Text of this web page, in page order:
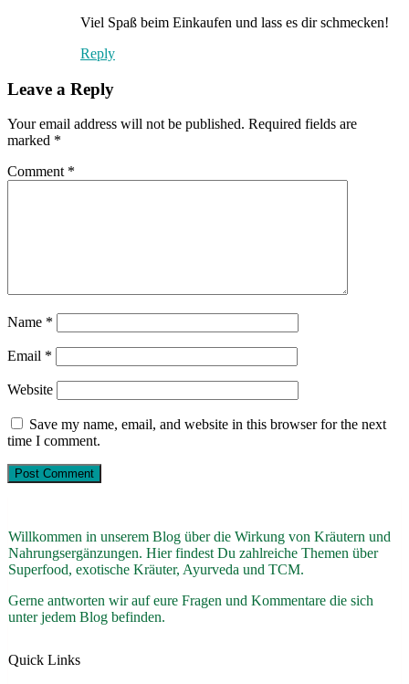
Viel Spaß beim Einkaufen und lass es dir schmecken!
Reply
Leave a Reply
Your email address will not be published. Required fields are
marked *
Comment *
Name *
Email *
Website
Save my name, email, and website in this browser for the next
time I comment.
Willkommen in unserem Blog über die Wirkung von Kräutern und
Nahrungsergänzungen. Hier findest Du zahlreiche Themen über
Superfood, exotische Kräuter, Ayurveda und TCM.
Gerne antworten wir auf eure Fragen und Kommentare die sich
unter jedem Blog befinden.
Quick Links